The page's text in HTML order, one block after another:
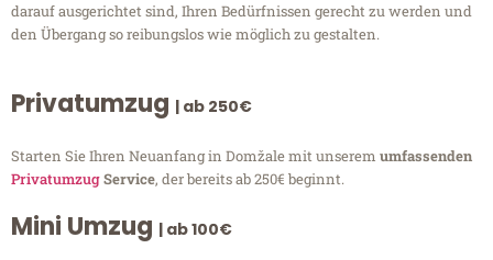
darauf ausgerichtet sind, Ihren Bedürfnissen gerecht zu werden und
den Übergang so reibungslos wie möglich zu gestalten.
Privatumzug | ab 250€
Starten Sie Ihren Neuanfang in Domžale mit unserem umfassenden
PrivatumzugService, der bereits ab 250€ beginnt.
Mini Umzug | ab 100€